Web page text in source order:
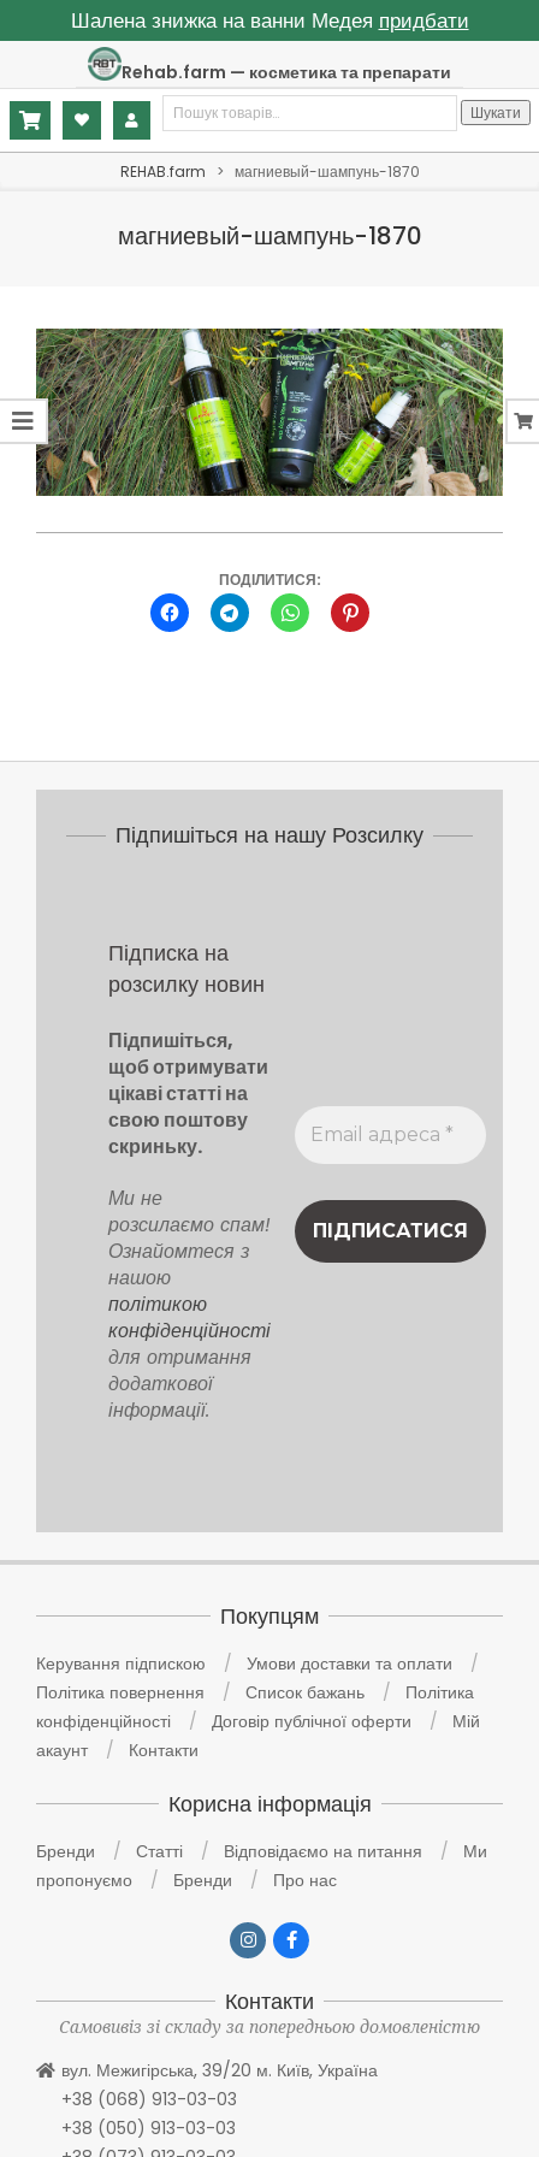
Шалена знижка на ванни Медея придбати
to
content
Rehab.farm — косметика та препарати
Шукати: Шукати
REHAB.farm > магниевый-шампунь-1870
магниевый-шампунь-1870
ПОДІЛИТИСЯ:
02-
22
Підпишіться на нашу Розсилку
Підписка на
розсилку новин
Підпишіться,
щоб отримувати
цікаві статті на
свою поштову
скриньку.
Ми не
розсилаємо спам!
Ознайомтеся з
нашою
політикою
конфіденційності
для отримання
додаткової
інформації.
Покупцям
Керування підпискою
Умови доставки та оплати
Політика повернення
Список бажань
Політика
конфіденційності
Договір публічної оферти
Мій
акаунт
Контакти
Корисна інформація
Бренди Статті Відповідаємо на питання
Ми
пропонуємо
Бренди Про нас
Контакти
Самовивіз зі складу за попередньою домовленістю
вул. Межигірська, 39/20 м. Київ, Україна
+38 (068) 913-03-03
+38 (050) 913-03-03